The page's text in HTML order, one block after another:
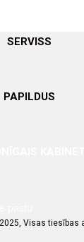
SERVISS
PAPILDUS
Visas tiesības